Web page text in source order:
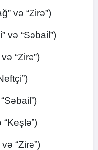
və “Zirə”)
və “Səbail”)
“Zirə”)
“Zirə”)